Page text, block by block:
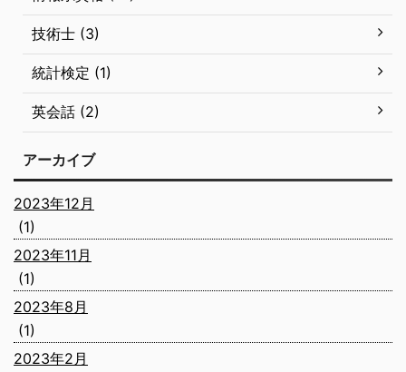
技術士 (3)
統計検定 (1)
英会話 (2)
アーカイブ
2023年12月
(1)
2023年11月
(1)
2023年8月
(1)
2023年2月